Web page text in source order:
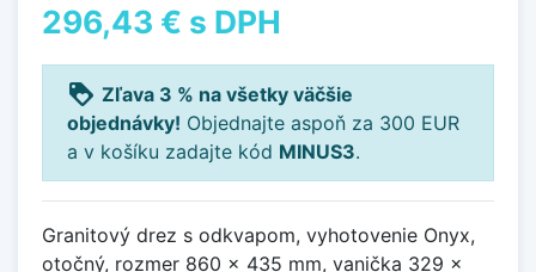
296,43 € s DPH
loyalty Zľava 3 % na všetky väčšie
objednávky! Objednajte aspoň za 300 EUR
a v košíku zadajte kód MINUS3.
Granitový drez s odkvapom, vyhotovenie Onyx,
otočný, rozmer 860 x 435 mm, vanička 329 x